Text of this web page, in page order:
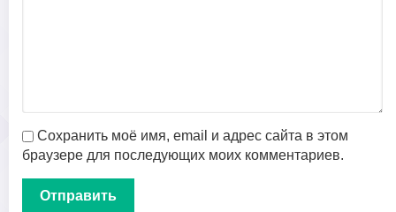
Сохранить моё имя, email и адрес сайта в этом
браузере для последующих моих комментариев.